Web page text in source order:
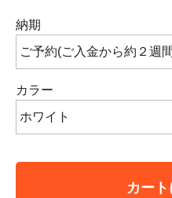
納期
カラー
カー